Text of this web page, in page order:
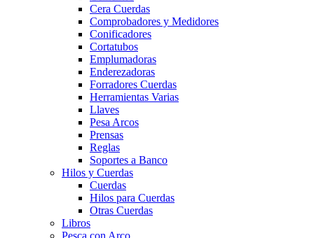
Cera Cuerdas
Comprobadores y Medidores
Conificadores
Cortatubos
Emplumadoras
Enderezadoras
Forradores Cuerdas
Herramientas Varias
Llaves
Pesa Arcos
Prensas
Reglas
Soportes a Banco
Hilos y Cuerdas
Cuerdas
Hilos para Cuerdas
Otras Cuerdas
Libros
Pesca con Arco